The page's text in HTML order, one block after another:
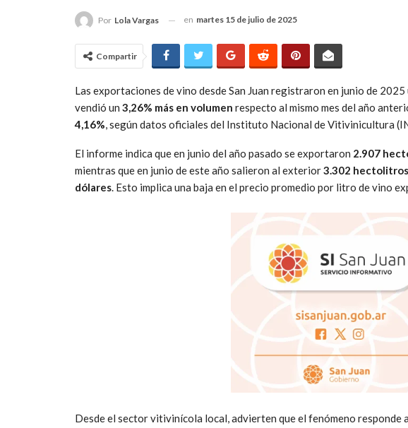
Por Lola Vargas en martes 15 de julio de 2025
Compartir
Las exportaciones de vino desde San Juan registraron en junio de
vendió un 3,26% más en volumen respecto al mismo mes del año
4,16%, según datos oficiales del Instituto Nacional de Vitivinicultura
El informe indica que en junio del año pasado se exportaron 2.907
mientras que en junio de este año salieron al exterior3.302 hectolitros
dólares. Esto implica una baja en el precio promedio por litro de vino
Desde el sector vitivinícola local, advierten que el fenómeno responde